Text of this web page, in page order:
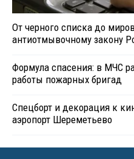
От черного списка до
антиотмывочному закону
Формула спасения: в МЧС
работы пожарных бригад
Спецборт и декорация к
аэропорт Шереметьево